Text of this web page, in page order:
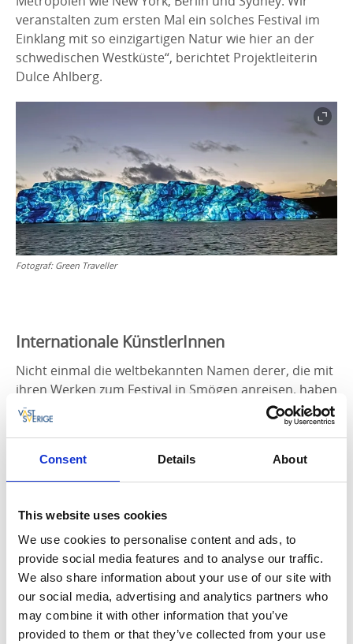
Consent Details About
This website uses cookies
We use cookies to personalise content and ads, to
provide social media features and to analyse our traffic.
We also share information about your use of our site with
our social media, advertising and analytics partners who
may combine it with other information that you’ve
provided to them or that they’ve collected from your use
veranstalten zum ersten Mal ein solches Festival im
Einklang mit so einzigartigen Natur wie hier an der
schwedischen Westküste“, berichtet Projektleiterin
Dulce Ahlberg.
Fotograf: Green Traveller
Internationale KünstlerInnen
Nicht einmal die weltbekannten Namen derer, die mit
ihren Werken zum Festival in Smögen anreisen, haben
je etwas Ähnliches gesehen. Und genau deshalb
kommen sie. Die LichtkünstlerInnen wollen selbst
beobachten – wie ihre Lichtformationen die Schönheit
und Stille der nordischen Natur zum Leben erwecken.
und große Infrastrukturkonstruktionen in ein Meer
von Formen und Farben zu verwandeln.